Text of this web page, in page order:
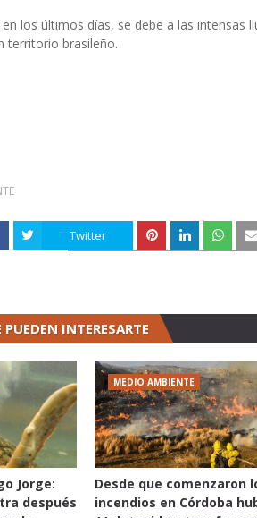
los últimos días, se debe a las intensas
territorio brasileño.
Twitter
INTERESARTE
Jorge:
después
MEDIO AMBIENTE
Desde que comenzaron
incendios en Córdoba